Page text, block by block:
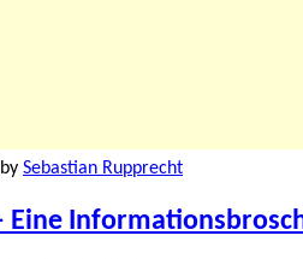
by Sebastian Rupprecht
Eine